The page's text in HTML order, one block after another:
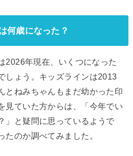
何歳になった？
2026年現在、いくつになった
しょう。キッズラインは2013
とねみちゃんもまだ幼かった印
見ていた方からは、「今年でい
」と疑問に思っているようで
のか調べてみました。